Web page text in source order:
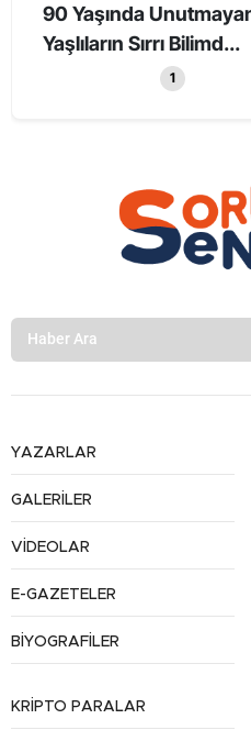
90 Yaşında
Yaşlıların Sırrı Bilimd...
1
YAZARLAR
GALERİLER
VİDEOLAR
E-GAZETELER
BİYOGRAFİLER
KRİPTO PARALAR